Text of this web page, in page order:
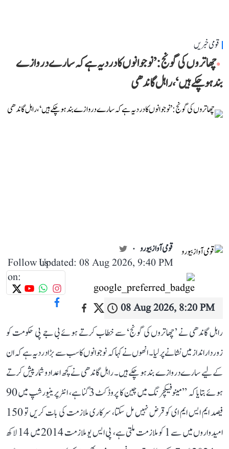
قومی خبریں
چھاتروں کی گونج: ’نوجوانوں کا درد یہ ہے کہ سارے دروازے
بند ہو چکے ہیں‘، راہل گاندھی
قومی آواز بیورو
Updated: 08 Aug 2026, 9:40 PM
Follow us
on:
08 Aug 2026, 8:20 PM
راہل گاندھی نے ’چھاتروں کی گونج‘ سے خطاب کرتے ہوئے بی جے پی حکومت کو
زوردار انداز میں نشانے پر لیا۔ انھوں نے کہا کہ نوجوانوں کا سب سے بڑا درد یہ ہے کہ ان
کے لیے سارے دروازے بند ہو چکے ہیں۔ راہل گاندھی نے کچھ اعداد و شمار پیش کرتے
ہوئے بتایا کہ ’’مینوفیکچرنگ میں چین کا پروڈکٹ 3 گنا ہے، انٹرپرینیورشپ میں 90
فیصد ایم ایس ایم ای کو قرض نہیں مل سکتا، سرکاری ملازمت کی بات کریں تو 150
امیدواروں میں سے 1 کو ملازمت ملتی ہے، پی ایس یو ملازمت 2014 میں 14 لاکھ